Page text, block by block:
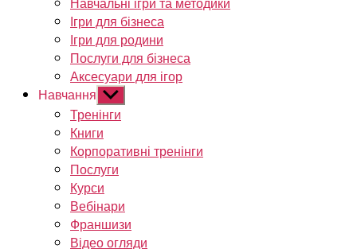
Ігри для бізнеса
Ігри для родини
Послуги для бізнеса
Аксесуари для ігор
Навчання Показати
підменю
Тренінги
Книги
Корпоративні тренінги
Послуги
Курси
Вебінари
Франшизи
Відео огляди